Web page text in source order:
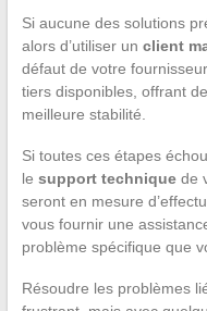
Si aucune des solutions
alors d’utiliser un client
défaut de votre
tiers disponibles, offrant
meilleure stabilité.
Si toutes ces étapes
le support techniquede
seront en mesure
vous fournir une
problème spécifique que
Résoudre les problèmes